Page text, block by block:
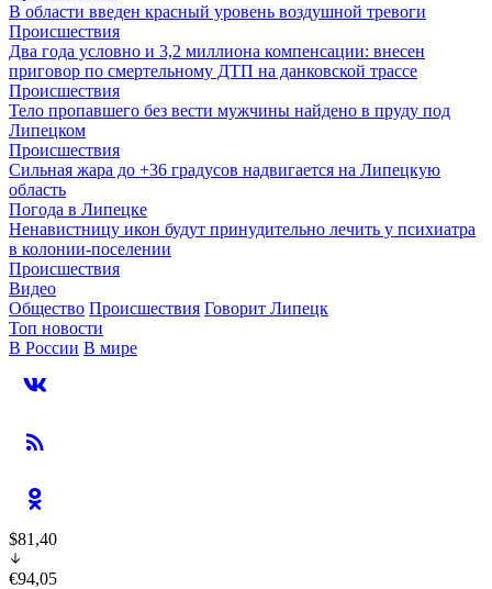
В области введен красный уровень воздушной тревоги
Происшествия
Два года условно и 3,2 миллиона компенсации: внесен
приговор по смертельному ДТП на данковской трассе
Происшествия
Тело пропавшего без вести мужчины найдено в пруду под
Липецком
Происшествия
Сильная жара до +36 градусов надвигается на Липецкую
область
Погода в Липецке
Ненавистницу икон будут принудительно лечить у психиатра
в колонии-поселении
Происшествия
Видео
Общество Происшествия Говорит Липецк
Топ новости
В России В мире
$81,40
€94,05